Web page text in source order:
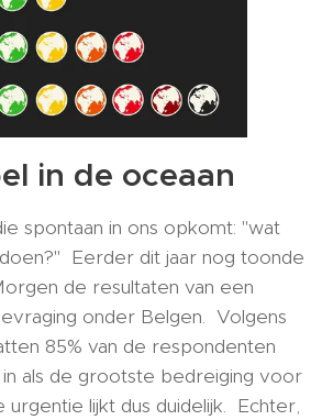
in de oceaan
spontaan in ons opkomt: "wat
doen?" Eerder dit jaar nog toonde
de resultaten van een
onder Belgen. Volgens
85% van de respondenten
als de grootste bedreiging voor
lijkt dus duidelijk. Echter,